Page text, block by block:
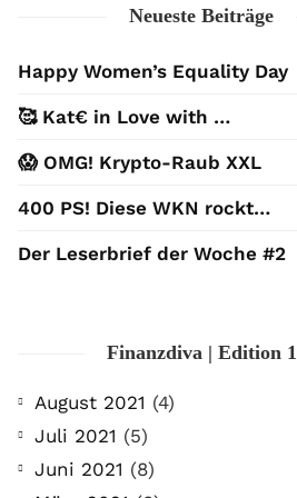
Neueste Beiträge
Happy Women’s Equality Day
🥰 Kat€ in Love with …
😱 OMG! Krypto-Raub XXL
400 PS! Diese WKN rockt…
Der Leserbrief der Woche #2
Finanzdiva | Edition 1
August 2021 (4)
Juli 2021 (5)
Juni 2021 (8)